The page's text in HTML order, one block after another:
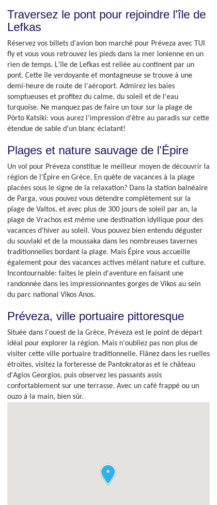
Traversez le pont pour rejoindre l'île de
Lefkas
Réservez vos billets d'avion bon marché pour Préveza avec TUI
fly et vous vous retrouvez les pieds dans la mer Ionienne en un
rien de temps. L'île de Lefkas est reliée au continent par un
pont. Cette île verdoyante et montagneuse se trouve à une
demi-heure de route de l'aéroport. Admirez les baies
somptueuses et profitez du calme, du soleil et de l'eau
turquoise. Ne manquez pas de faire un tour sur la plage de
Pórto Katsiki: vous aurez l'impression d'être au paradis sur cette
étendue de sable d'un blanc éclatant!
Plages et nature sauvage de l'Épire
Un vol pour Préveza constitue le meilleur moyen de découvrir la
région de l'Épire en Grèce. En quête de vacances à la plage
placées sous le signe de la relaxation? Dans la station balnéaire
de Parga, vous pouvez vous détendre complètement sur la
plage de Valtos, et avec plus de 300 jours de soleil par an, la
plage de Vrachos est même une destination idyllique pour des
vacances d'hiver au soleil. Vous pouvez bien entendu déguster
du souvlaki et de la moussaka dans les nombreuses tavernes
traditionnelles bordant la plage. Mais Épire vous accueille
également pour des vacances actives mêlant nature et culture.
Incontournable: faites le plein d'aventure en faisant une
randonnée dans les impressionnantes gorges de Vikos au sein
du parc national Vikos Anos.
Préveza, ville portuaire pittoresque
Située dans l'ouest de la Grèce, Préveza est le point de départ
idéal pour explorer la région. Mais n'oubliez pas non plus de
visiter cette ville portuaire traditionnelle. Flânez dans les ruelles
étroites, visitez la forteresse de Pantokratoras et le château
d'Agios Georgios, puis observez les passants assis
confortablement sur une terrasse. Avec un café frappé ou un
ouzo à la main, bien sûr.